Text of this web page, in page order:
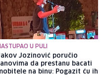
U PULI
Jozinović poručio
da prestanu bacati
na binu: Pogazit ću ih